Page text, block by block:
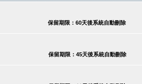
保留期限：60天後系統自動刪除
保留期限：45天後系統自動刪除